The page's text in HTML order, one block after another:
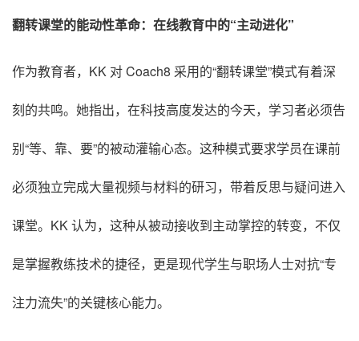
翻转课堂的能动性革命：在线教育中的“主动进化”
作为教育者，KK 对 Coach8 采用的“翻转课堂”模式有着深
刻的共鸣。她指出，在科技高度发达的今天，学习者必须告
别“等、靠、要”的被动灌输心态。这种模式要求学员在课前
必须独立完成大量视频与材料的研习，带着反思与疑问进入
课堂。KK 认为，这种从被动接收到主动掌控的转变，不仅
是掌握教练技术的捷径，更是现代学生与职场人士对抗“专
注力流失”的关键核心能力。